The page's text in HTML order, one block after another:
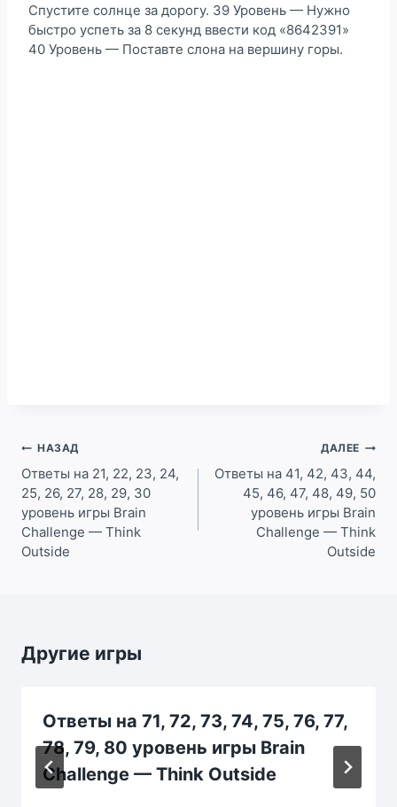
Спустите солнце за дорогу. 39 Уровень — Нужно
быстро успеть за 8 секунд ввести код «8642391»
40 Уровень — Поставте слона на вершину горы.
Навигация
по
записям
НАЗАД
Ответы на 21, 22, 23, 24,
25, 26, 27, 28, 29, 30
уровень игры Brain
Challenge — Think
Outside
ДАЛЕЕ
Ответы на 41, 42, 43, 44,
45, 46, 47, 48, 49, 50
уровень игры Brain
Challenge — Think
Outside
Другие игры
Ответы на 71, 72, 73, 74, 75, 76, 77,
78, 79, 80 уровень игры Brain
Challenge — Think Outside